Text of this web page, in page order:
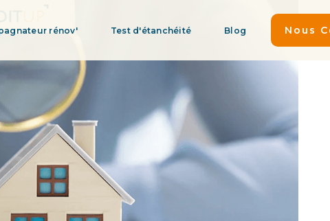
rénov' Test d'étanchéité Blog Nous